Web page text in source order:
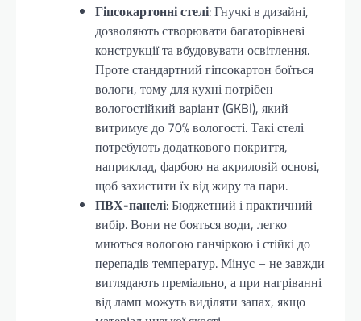
Гіпсокартонні стелі: Гнучкі в дизайні,
дозволяють створювати багаторівневі
конструкції та вбудовувати освітлення.
Проте стандартний гіпсокартон боїться
вологи, тому для кухні потрібен
вологостійкий варіант (GKBI), який
витримує до 70% вологості. Такі стелі
потребують додаткового покриття,
наприклад, фарбою на акриловій основі,
щоб захистити їх від жиру та пари.
ПВХ-панелі: Бюджетний і практичний
вибір. Вони не бояться води, легко
миються вологою ганчіркою і стійкі до
перепадів температур. Мінус – не завжди
виглядають преміально, а при нагріванні
від ламп можуть виділяти запах, якщо